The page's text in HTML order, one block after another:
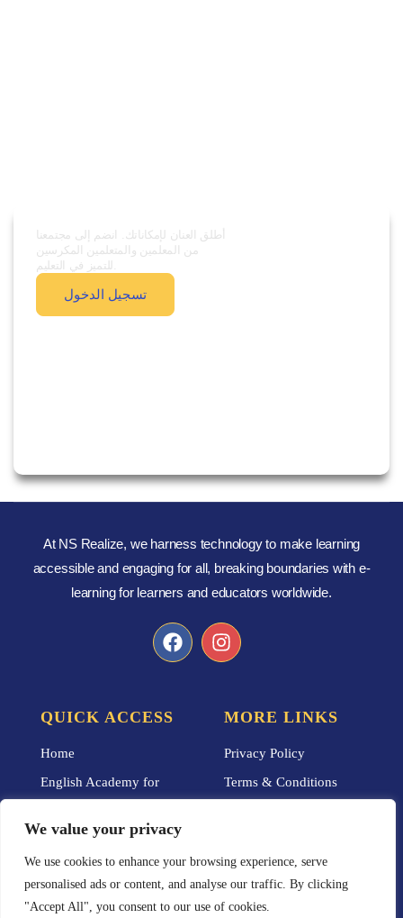
We value your privacy
We use cookies to enhance your browsing experience, serve
personalised ads or content, and analyse our traffic. By clicking
"Accept All", you consent to our use of cookies.
أطلق العنان لإمكاناتك. انضم إلى مجتمعنا
من المعلمين والمتعلمين المكرسين
تسجيل الدخول
At NS Realize, we harness technology to make learning
accessible and engaging for all, breaking boundaries with e-
learning for learners and educators worldwide.
QUICK ACCESS
Home
English Academy for
Blog
About
Contact
MORE LINKS
Privacy Policy
Terms & Conditions
What We Do